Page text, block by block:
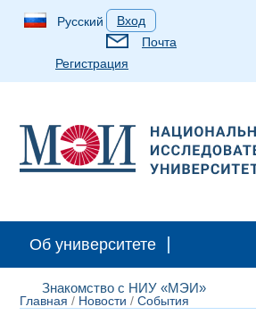
Русский
Вход
Почта
Регистрация
Об университете
Знакомство с НИУ «МЭИ»
Главная / Новости / События